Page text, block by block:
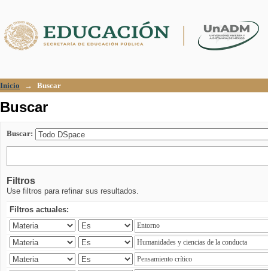
Inicio → Buscar
Buscar
Buscar:
Filtros
Use filtros para refinar sus resultados.
Filtros actuales: